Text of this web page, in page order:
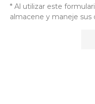
* Al utilizar este
almacene y maneje sus